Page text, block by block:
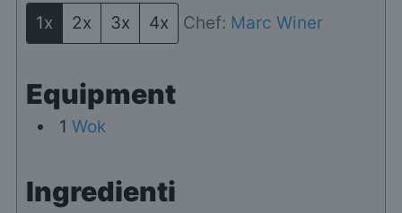
1x 2x 3x 4x Chef: Marc Winer
Equipment
1 Wok
Ingredienti